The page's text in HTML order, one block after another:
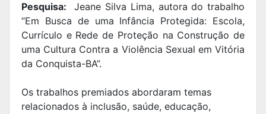
Pesquisa: Jeane Silva Lima, autora do trabalho
“Em Busca de uma Infância Protegida: Escola,
Currículo e Rede de Proteção na Construção de
uma Cultura Contra a Violência Sexual em Vitória
da Conquista-BA”.
Os trabalhos premiados abordaram temas
relacionados à inclusão, saúde, educação,